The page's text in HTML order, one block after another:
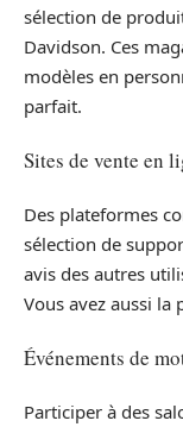
sélection de
Davidson. Ces
modèles en
parfait.
Sites de vente en
Des plateformes
sélection de
avis des autres
Vous avez aussi
Événements de
Participer à des